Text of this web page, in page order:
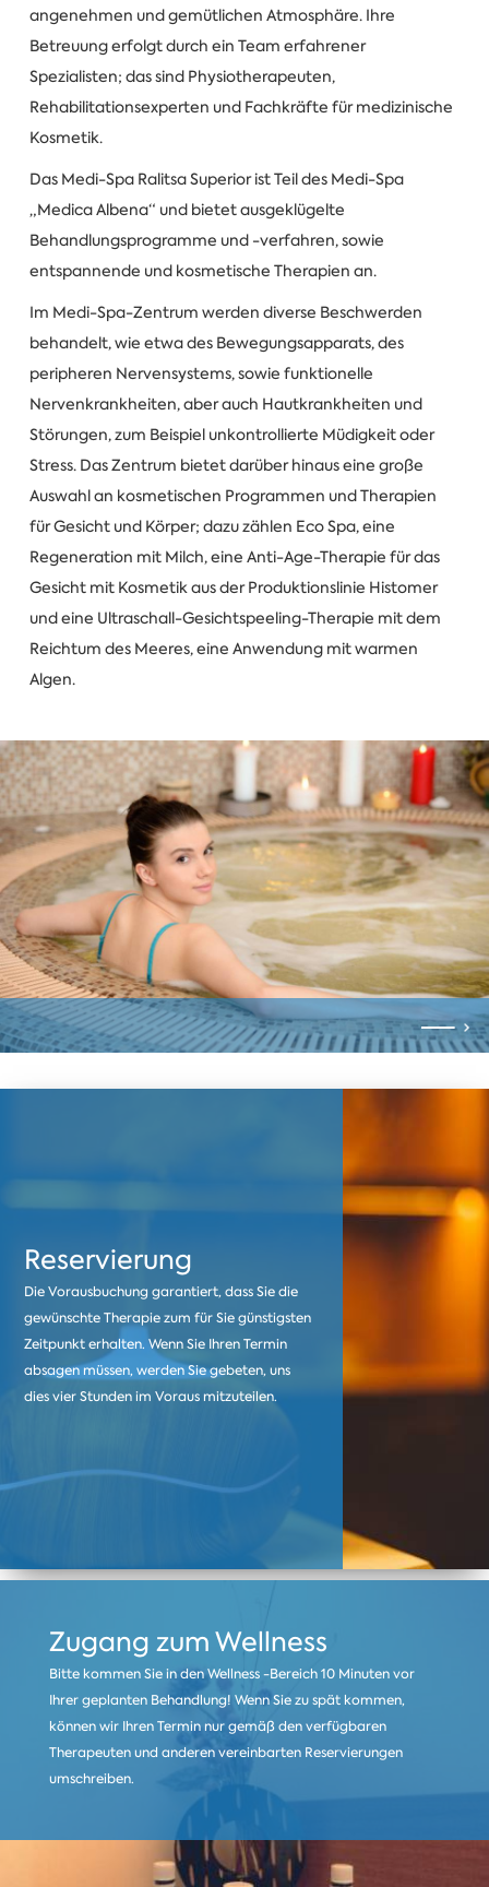
angenehmen und gemütlichen Atmosphäre. Ihre
Betreuung erfolgt durch ein Team erfahrener
Spezialisten; das sind Physiotherapeuten,
Rehabilitationsexperten und Fachkräfte für medizinische
Kosmetik.
Das Medi-Spa Ralitsa Superior ist Teil des Medi-Spa
„Medica Albena“ und bietet ausgeklügelte
Behandlungsprogramme und -verfahren, sowie
entspannende und kosmetische Therapien an.
Im Medi-Spa-Zentrum werden diverse Beschwerden
behandelt, wie etwa des Bewegungsapparats, des
peripheren Nervensystems, sowie funktionelle
Nervenkrankheiten, aber auch Hautkrankheiten und
Störungen, zum Beispiel unkontrollierte Müdigkeit oder
Stress. Das Zentrum bietet darüber hinaus eine große
Auswahl an kosmetischen Programmen und Therapien
für Gesicht und Körper; dazu zählen Eco Spa, eine
Regeneration mit Milch, eine Anti-Age-Therapie für das
Gesicht mit Kosmetik aus der Produktionslinie Histomer
und eine Ultraschall-Gesichtspeeling-Therapie mit dem
Reichtum des Meeres, eine Anwendung mit warmen
Algen.
Reservierung
Die Vorausbuchung garantiert, dass Sie die
gewünschte Therapie zum für Sie günstigsten
Zeitpunkt erhalten. Wenn Sie Ihren Termin
absagen müssen, werden Sie gebeten, uns
dies vier Stunden im Voraus mitzuteilen.
Zugang zum Wellness
Bitte kommen Sie in den Wellness -Bereich 10 Minuten vor
Ihrer geplanten Behandlung! Wenn Sie zu spät kommen,
können wir Ihren Termin nur gemäß den verfügbaren
Therapeuten und anderen vereinbarten Reservierungen
umschreiben.